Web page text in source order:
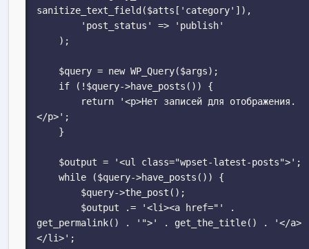
sanitize_text_field($atts['category']),
</p>';
get_permalink() . '">' . get_the_title() . '</a>
</li>';